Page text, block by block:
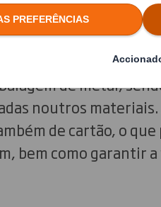
prémios foi atribuído
chassis de
leve que permite
de metal,
noutros
de cartão, o
bem como garantir